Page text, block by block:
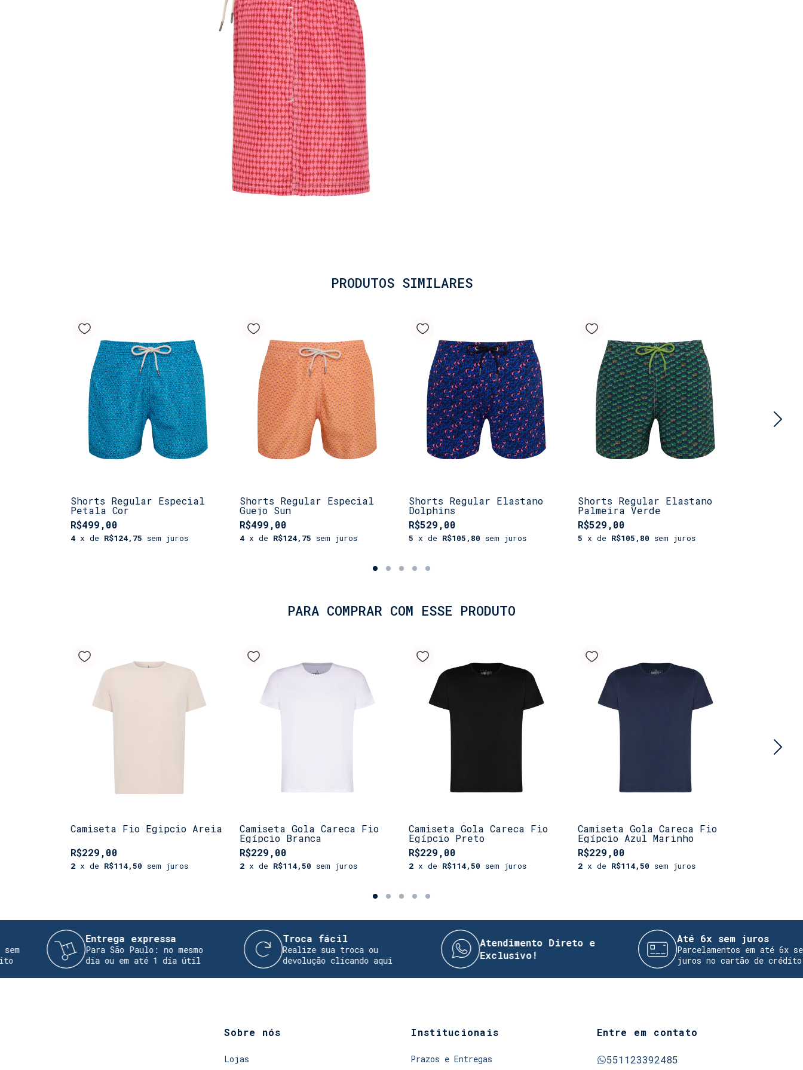
PRODUTOS SIMILARES
Shorts Regular Especial
Petala Cor
R$499,00
4 x de R$124,75 sem juros
Shorts Regular Especial
Guejo Sun
R$499,00
4 x de R$124,75 sem juros
Shorts Regular Elastano
Dolphins
R$529,00
5 x de R$105,80 sem juros
Shorts Regular Elastano
Palmeira Verde
R$529,00
5 x de R$105,80 sem juros
PARA COMPRAR COM ESSE PRODUTO
Camiseta Fio Egipcio Areia
R$229,00
2 x de R$114,50 sem juros
Camiseta Gola Careca Fio
Egípcio Branca
R$229,00
2 x de R$114,50 sem juros
Camiseta Gola Careca Fio
Egípcio Preto
R$229,00
2 x de R$114,50 sem juros
Camiseta Gola Careca Fio
Egípcio Azul Marinho
R$229,00
2 x de R$114,50 sem juros
Entrega expressa
Para São Paulo: no mesmo
dia ou em até 1 dia útil
Troca fácil
Realize sua troca ou
devolução clicando aqui
Atendimento Direto e
Exclusivo!
Até 6x sem juros
Parcelamentos em até 6x sem
juros no cartão de crédito
Sobre nós
Lojas
Institucionais
Prazos e Entregas
Entre em contato
551123392485